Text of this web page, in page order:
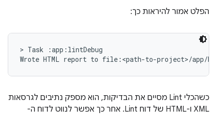
הפלט אמור להיראות כך:
> Task :app:lintDebug
כשהכלי Lint מסיים את הבדיקות, הוא מספק נתיבים לגרסאות
XML ו-HTML של דוח Lint. אחר כך אפשר לנווט לדוח ה-